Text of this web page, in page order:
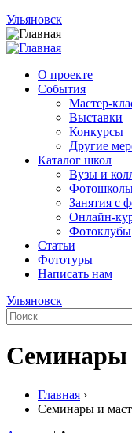
Ульяновск
О проекте
События
Мастер-
Выставки
Конкурсы
Другие
Каталог школ
Вузы и
Занятия с
Онлайн-
Фотоклубы
Статьи
Фототуры
Написать нам
Ульяновск
Семинары
Главная ›
Семинары и